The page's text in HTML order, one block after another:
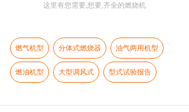
这里有您需要,想要,齐全的燃烧机
燃气机型 分体式燃烧器 油气两用机型
燃油机型 大型调风式 型式试验报告